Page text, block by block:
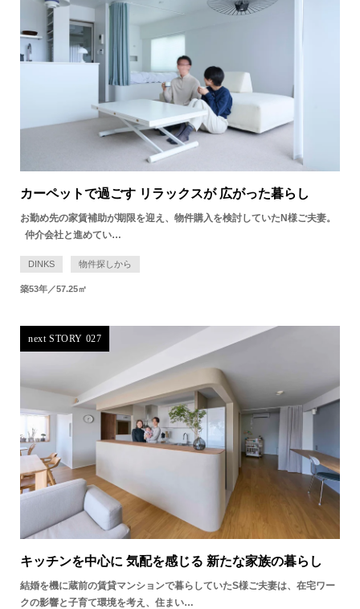
カーペットで過ごす リラックスが 広がった暮らし
お勤め先の家賃補助が期限を迎え、物件購入を検討していたN様ご夫妻。
仲介会社と進めてい…
DINKS 物件探しから
築53年／57.25㎡
next STORY 027
キッチンを中心に 気配を感じる 新たな家族の暮らし
結婚を機に蔵前の賃貸マンションで暮らしていたS様ご夫妻は、在宅ワー
クの影響と子育て環境を考え、住まい…